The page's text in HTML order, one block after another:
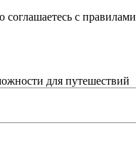
с правилами
для путешествий